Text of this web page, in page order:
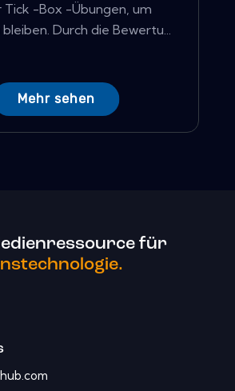
Tick -Box -Übungen, um
Durch die Bewertu...
Mehr sehen
für